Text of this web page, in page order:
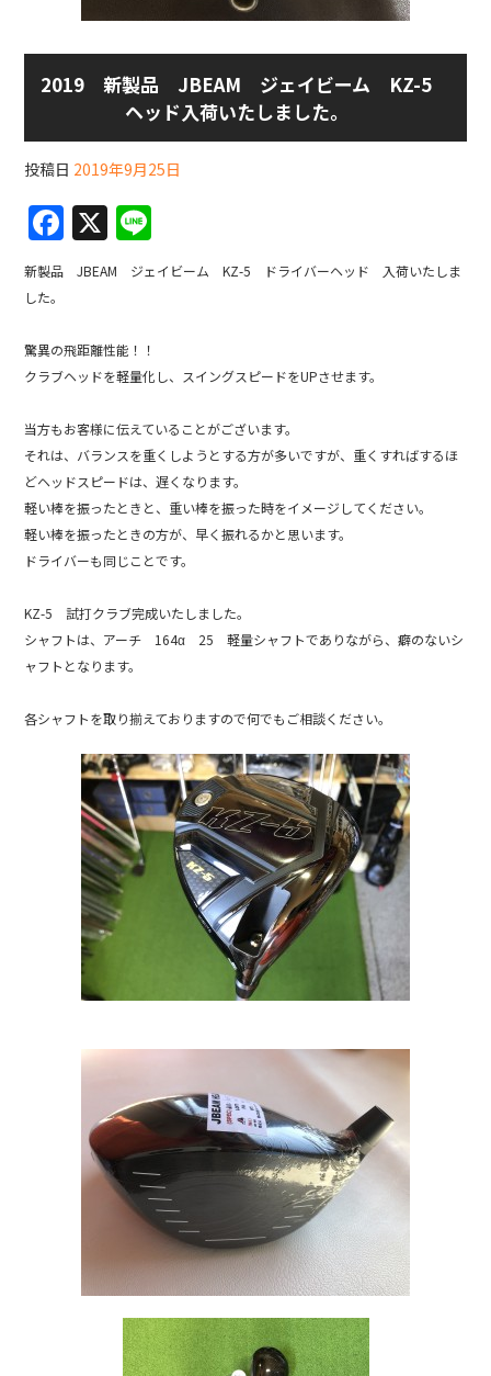
2019 新製品 JBEAM ジェイビーム KZ-5
ヘッド入荷いたしました。
投稿日 2019年9月25日
F
a
c
b
o
o
k
X
n
e
新製品 JBEAM ジェイビーム KZ-5 ドライバーヘッド 入荷いたしま
した。
驚異の飛距離性能！！
クラブヘッドを軽量化し、スイングスピードをUPさせます。
当方もお客様に伝えていることがございます。
それは、バランスを重くしようとする方が多いですが、重くすればするほ
どヘッドスピードは、遅くなります。
軽い棒を振ったときと、重い棒を振った時をイメージしてください。
軽い棒を振ったときの方が、早く振れるかと思います。
ドライバーも同じことです。
KZ-5 試打クラブ完成いたしました。
シャフトは、アーチ 164α 25 軽量シャフトでありながら、癖のないシ
ャフトとなります。
各シャフトを取り揃えておりますので何でもご相談ください。